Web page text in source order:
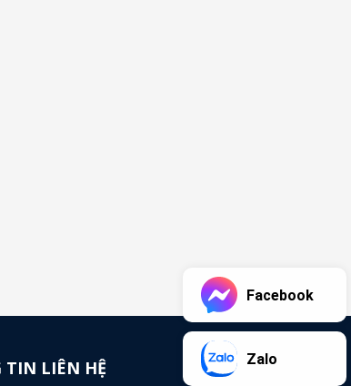
TIN LIÊN HỆ
Facebook
Zalo